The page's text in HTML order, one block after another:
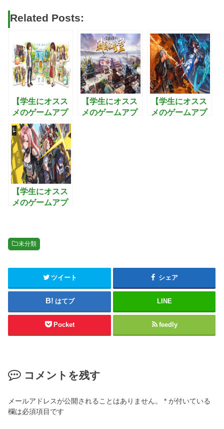
Related Posts:
【学生にオスス
メのゲームアプ
リ】恋庭：ゲー
ムをしながら恋
活できるマッチ
ングアプリ！
【学生にオスス
メのゲームアプ
【学生にオスス
メのゲームアプ
【学生にオスス
メのゲームアプ
ウを蹴散らす最
RPG
未分類
ツイート シェア
はてブ LINE
Pocket feedly
コメントを残す
メールアドレスが公開されることはありません。 * が付いている
欄は必須項目です